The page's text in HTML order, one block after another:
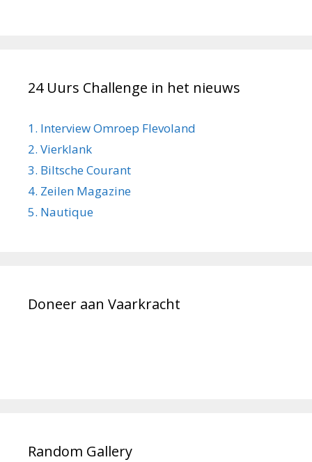
24 Uurs Challenge in het nieuws
1. Interview Omroep Flevoland
2. Vierklank
3. Biltsche Courant
4. Zeilen Magazine
5. Nautique
Doneer aan Vaarkracht
Random Gallery